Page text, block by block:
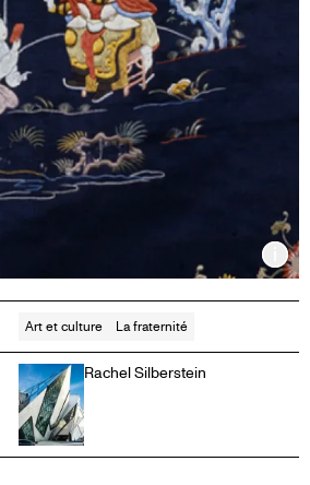
Art et culture La fraternité
Rachel Silberstein